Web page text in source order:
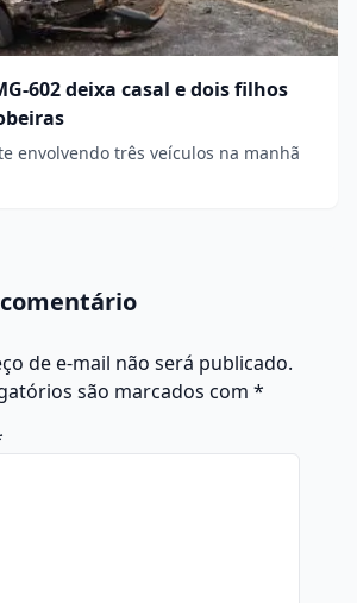
602 deixa casal e dois filhos
envolvendo três veículos na manhã
de e-mail não será publicado.
são marcados com *